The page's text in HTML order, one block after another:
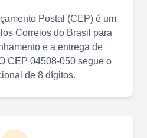
Postal (CEP) é um
Correios do Brasil para
e a entrega de
CEP 04508-050segue o
de 8 dígitos.